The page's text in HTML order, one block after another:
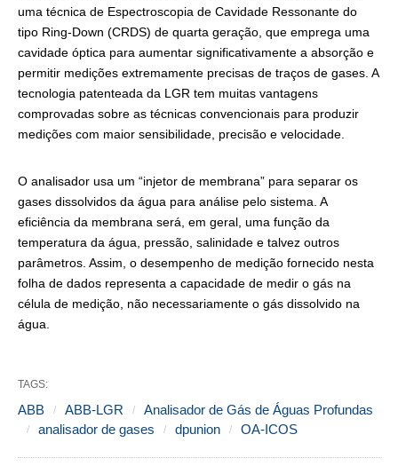
uma técnica de Espectroscopia de Cavidade Ressonante do
tipo Ring-Down (CRDS) de quarta geração, que emprega uma
cavidade óptica para aumentar significativamente a absorção e
permitir medições extremamente precisas de traços de gases. A
tecnologia patenteada da LGR tem muitas vantagens
comprovadas sobre as técnicas convencionais para produzir
medições com maior sensibilidade, precisão e velocidade.
O analisador usa um “injetor de membrana” para separar os
gases dissolvidos da água para análise pelo sistema. A
eficiência da membrana será, em geral, uma função da
temperatura da água, pressão, salinidade e talvez outros
parâmetros. Assim, o desempenho de medição fornecido nesta
folha de dados representa a capacidade de medir o gás na
célula de medição, não necessariamente o gás dissolvido na
água.
TAGS:
ABB ABB-LGR
Analisador de Gás de Águas Profundas
analisador de gases
dpunion OA-ICOS